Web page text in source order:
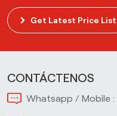
Get Latest Price List
CONTÁCTENOS
Whatsapp / Mobile :